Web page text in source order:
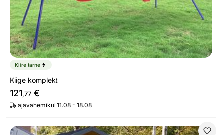
Kiire tarne
Kiige komplekt
121,77 €
ajavahemikul 11.08 - 18.08